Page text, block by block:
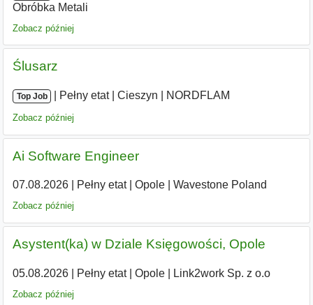
Obróbka Metali
Zobacz później
Ślusarz
Top Job Pełny etat| Cieszyn NORDFLAM
Zobacz później
Ai Software Engineer
07.08.2026| Pełny etat| Opole| Wavestone Poland
Zobacz później
Asystent(ka) w Dziale Księgowości, Opole
05.08.2026| Pełny etat| Opole| Link2work Sp. z o.o
Zobacz później